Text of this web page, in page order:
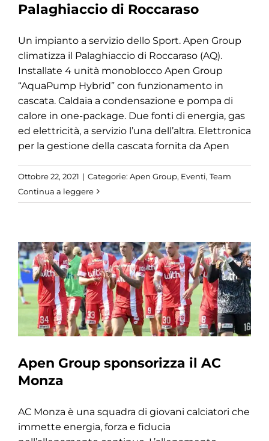
Palaghiaccio di Roccaraso
Un impianto a servizio dello Sport. Apen Group
climatizza il Palaghiaccio di Roccaraso (AQ).
Installate 4 unità monoblocco Apen Group
“AquaPump Hybrid” con funzionamento in
cascata. Caldaia a condensazione e pompa di
calore in one-package. Due fonti di energia, gas
ed elettricità, a servizio l’una dell’altra. Elettronica
per la gestione della cascata fornita da Apen
Ottobre 22, 2021 | Categorie: Apen Group, Eventi, Team
Continua a leggere
Apen Group sponsorizza il AC
Monza
AC Monza è una squadra di giovani calciatori che
immette energia, forza e fiducia